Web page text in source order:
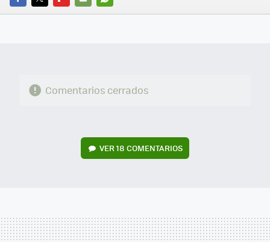
FACEBOOK
TWITTERFLIPBOARD
E-
WHATSAPP
Comentarios cerrados
VER18 COMENTARIOS